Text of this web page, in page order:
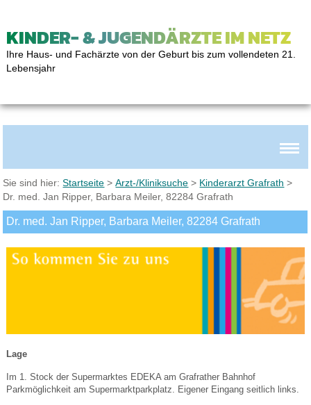
KINDER- & JUGENDÄRZTE IM NETZ
Ihre Haus- und Fachärzte von der Geburt bis zum vollendeten 21.
Lebensjahr
Sie sind hier:Startseite >Arzt-/Kliniksuche > Kinderarzt Grafrath >
Dr. med. Jan Ripper, Barbara Meiler, 82284 Grafrath
Dr. med. Jan Ripper, Barbara Meiler, 82284 Grafrath
Lage
Im 1. Stock der Supermarktes EDEKA am Grafrather Bahnhof
Parkmöglichkeit am Supermarktparkplatz. Eigener Eingang seitlich links.